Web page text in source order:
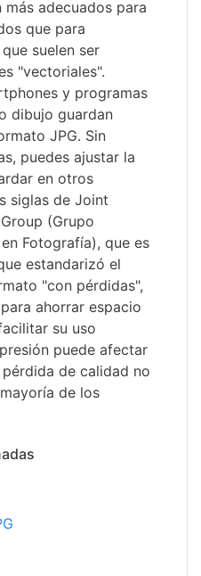
adecuados para
que para
suelen ser
"vectoriales".
y programas
dibujo guardan
JPG. Sin
puedes ajustar la
en otros
siglas de Joint
(Grupo
Fotografía), que es
estandarizó el
"con pérdidas",
ahorrar espacio
su uso
puede afectar
de calidad no
de los